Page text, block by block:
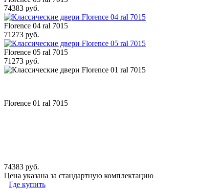
74383 руб.
Florence 04 ral 7015
71273 руб.
Florence 05 ral 7015
71273 руб.
Florence 01 ral 7015
74383 руб.
Цена указана за стандартную комплектацию
Где купить